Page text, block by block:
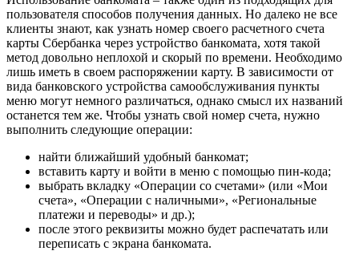
пользователя способов получения данных. Но далеко не все
клиенты знают, как узнать номер своего расчетного счета
карты Сбербанка через устройство банкомата, хотя такой
метод довольно неплохой и скорый по времени. Необходимо
лишь иметь в своем распоряжении карту. В зависимости от
вида банковского устройства самообслуживания пункты
меню могут немного различаться, однако смысл их названий
останется тем же. Чтобы узнать свой номер счета, нужно
выполнить следующие операции:
найти ближайший удобный банкомат;
вставить карту и войти в меню с помощью пин-кода;
выбрать вкладку «Операции со счетами» (или «Мои
счета», «Операции с наличными», «Региональные
платежи и переводы» и др.);
после этого реквизиты можно будет распечатать или
переписать с экрана банкомата.